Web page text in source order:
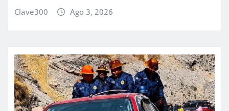
Clave300 Ago 3, 2026